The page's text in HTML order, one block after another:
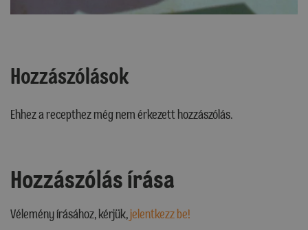
Hozzászólások
Ehhez a recepthez még nem érkezett hozzászólás.
Hozzászólás írása
Vélemény írásához, kérjük,jelentkezz be!